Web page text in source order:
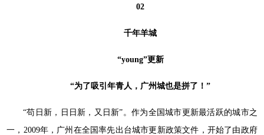
02
千年羊城
“young”更新
“为了吸引年青人，广州城也是拼了！”
“苟日新，日日新，又日新”。作为全国城市更新最活跃的城市之
一，2009年，广州在全国率先出台城市更新政策文件，开始了由政府